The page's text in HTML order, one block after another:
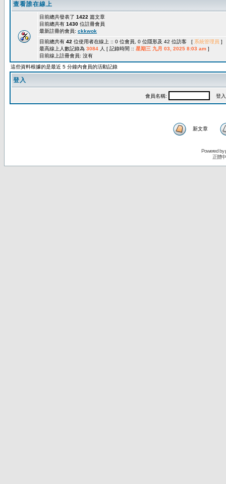
查看誰在線上
目前總共發表了 1422 篇文章
目前總共有 1430 位註冊會員
最新註冊的會員: ckkwok
目前總共有 42 位使用者在線上 :: 0 位會員, 0 位隱形及 42 位訪客 [ 系統管理員 ]
最高線上人數記錄為 3084 人 [ 記錄時間 :: 星期三 九月 03, 2025 8:03 am ]
目前線上註冊會員: 沒有
這些資料根據的是最近 5 分鐘內會員的活動記錄
登入
會員名稱: 登入
新文章
Powered by
正體